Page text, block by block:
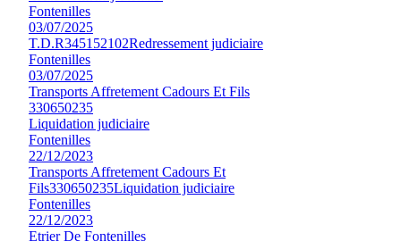
Fontenilles
03/07/2025
T.D.R345152102Redressement judiciaire
Fontenilles
03/07/2025
Transports Affretement Cadours Et Fils
330650235
Liquidation judiciaire
Fontenilles
22/12/2023
Transports Affretement Cadours Et
Fils330650235Liquidation judiciaire
Fontenilles
22/12/2023
Etrier De Fontenilles